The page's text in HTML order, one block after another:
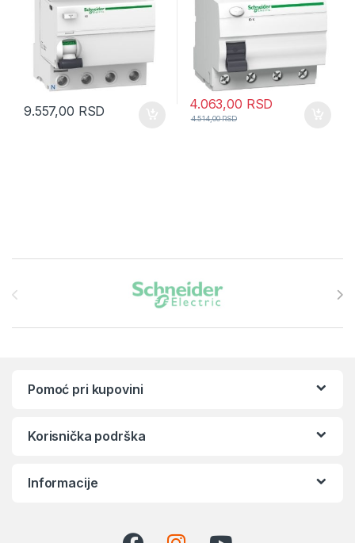
9.557,00 RSD 4.063,00 RSD
4.514,00RSD
Pomoć pri kupovini
Korisnička podrška
Informacije